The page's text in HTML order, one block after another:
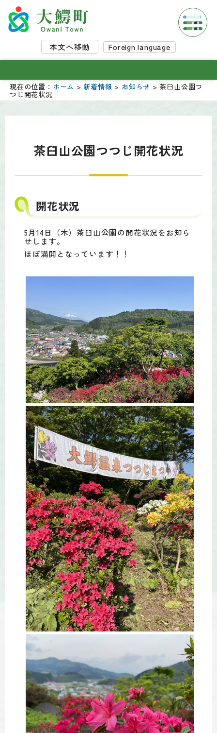
本文へ移動 Foreign language
現在の位置： ホーム >新着情報 > お知らせ > 茶臼山公園つ
つじ開花状況
茶臼山公園つつじ開花状況
開花状況
5月14日（木）茶臼山公園の開花状況をお知ら
せします。
ほぼ満開となっています！！